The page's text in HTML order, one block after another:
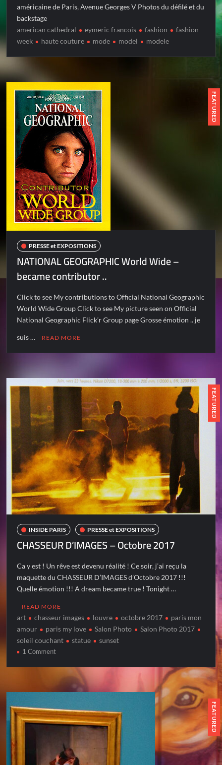
américaine de Paris, Avenue Georges V Photos du défilé et du
backstage
american cathedral
eymeric francois fashion
fashion
week
haute couture mode model modele
FEATURED
PRESSE et EXPOSITIONS
NATIONAL GEOGRAPHIC World Wide –
became contributor ..
Click to see My contributions to Official National Geographic
World Wide Group Click to see My picture seen on Official
National Geographic Flick’r Group page Grosse émotion .. je
suis … READ MORE
FEATURED
INSIDE PARIS PRESSE et EXPOSITIONS
CHASSEUR D’IMAGES – Octobre 2017
Ca y est ! Un rêve est devenu réalité ! Ce soir, j’ai reçu la
maquette du CHASSEUR D’IMAGES d’Octobre 2017 !!!
Quelle émotion !!! A dream became true ! Tonight …
READ MORE
art chasseur images louvre octobre 2017
paris mon
amour
paris my love Salon Photo
Salon Photo 2017
soleil couchant
statue sunset
1 Commenton
D’IMAGES
–
Octobre
FEATURED